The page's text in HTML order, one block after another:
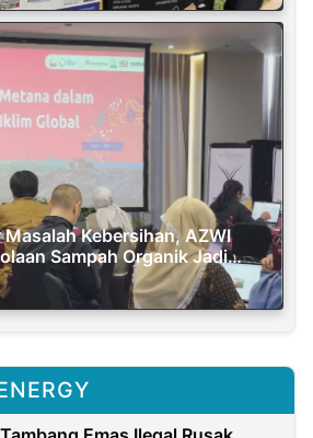
Kebersihan, AZWI
Sampah Organik Jadi